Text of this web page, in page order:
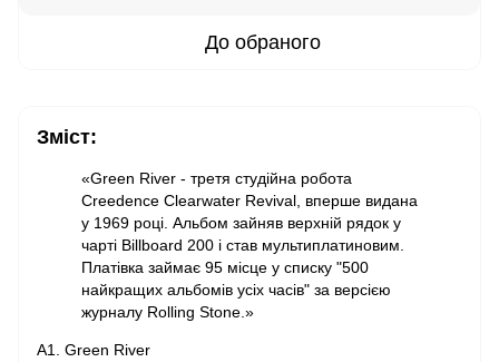
До обраного
Зміст:
«Green River - третя студійна робота
Creedence Clearwater Revival, вперше видана
у 1969 році. Альбом зайняв верхній рядок у
чарті Billboard 200 і став мультиплатиновим.
Платівка займає 95 місце у списку "500
найкращих альбомів усіх часів" за версією
журналу Rolling Stone.»
A1. Green River